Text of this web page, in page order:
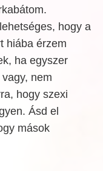
hogy a
hiába érzem
ha egyszer
nem
hogy szexi
Ásd el
mások